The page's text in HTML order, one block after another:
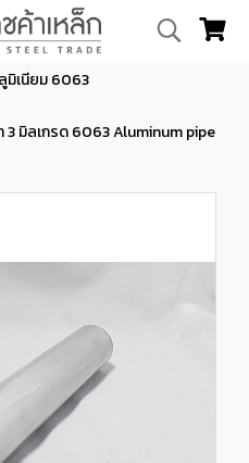
มิเนียม 6063
3 มิลเกรด 6063 Aluminum pipe